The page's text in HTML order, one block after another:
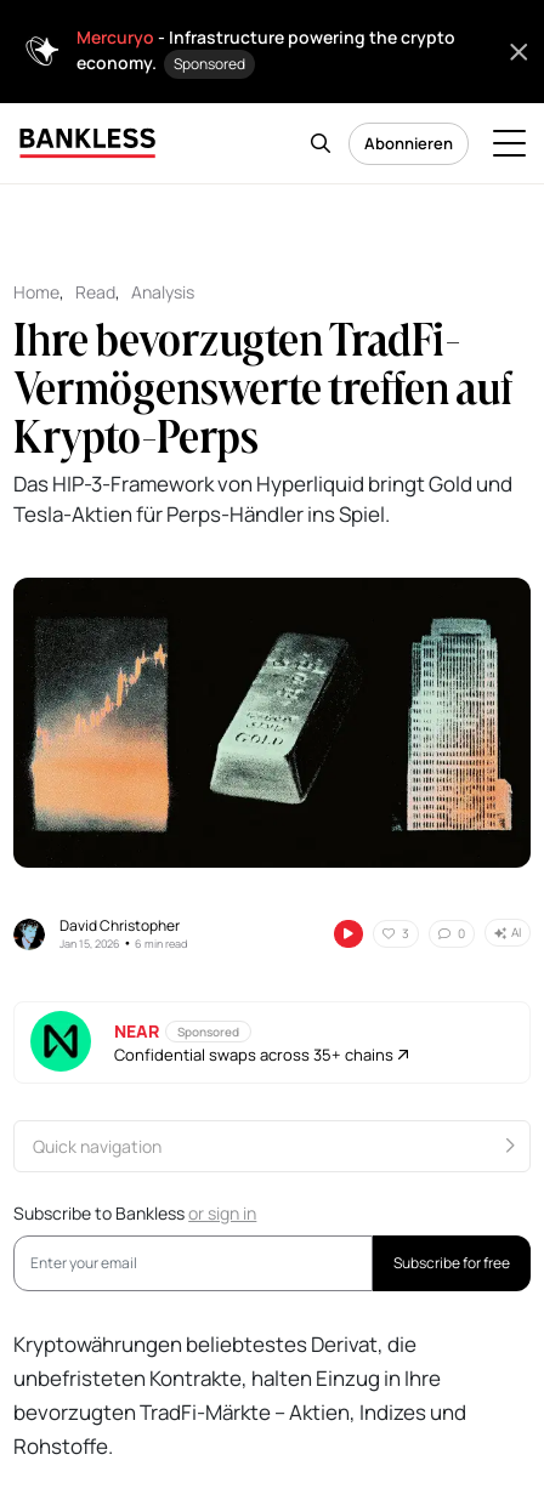
Mercuryo - Infrastructure powering the crypto
economy.
Sponsored
Abonnieren
Home, Read,Analysis
Ihre bevorzugten TradFi-
Vermögenswerte treffen auf
Krypto-Perps
Das HIP-3-Framework von Hyperliquid bringt Gold und
Tesla-Aktien für Perps-Händler ins Spiel.
David Christopher
Jan 15, 2026 •6 min read
3 0 AI
NEAR Sponsored
Confidential swaps across 35+ chains
Quick navigation
Subscribe to Banklessorsign in
Subscribe for free
Kryptowährungen beliebtestes Derivat, die
unbefristeten Kontrakte, halten Einzug in Ihre
bevorzugten TradFi-Märkte – Aktien, Indizes und
Rohstoffe.